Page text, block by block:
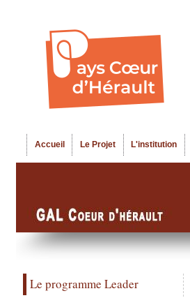
Menu principal
Accueil Le Projet L'institution
Le programme Leader